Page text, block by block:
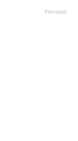
Реклама